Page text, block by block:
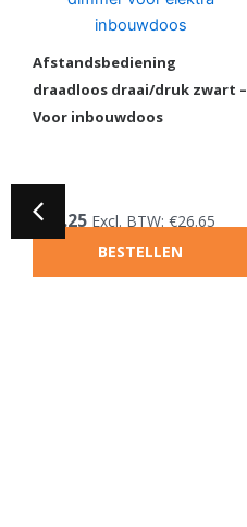
Afstandsbediening
draadloos draai/druk zwart –
Voor inbouwdoos
€ 32.25 Excl. BTW: €26.65
BESTELLEN